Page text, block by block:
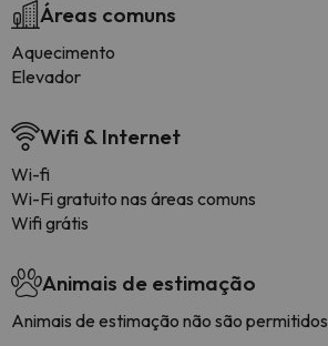
Áreas comuns
Aquecimento
Elevador
Wifi & Internet
Wi-fi
Wi-Fi gratuito nas áreas comuns
Wifi grátis
Animais de estimação
Animais de estimação não são permitidos